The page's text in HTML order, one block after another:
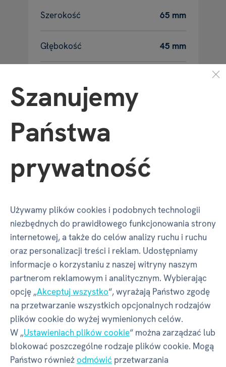
Szerokość 65 mm
Głębokość 45 mm
Waga
Czy masz doświadczenie z tym towarem?
Napisz recenzję, aby pomóc innym wybrać.
Przejrzyj zasady
NAPISZ RECENZJĘ
Pytania
Szanujemy
Państwa
prywatność
Używamy plików cookies i podobnych technologii
niezbędnych do prawidłowego funkcjonowania strony
internetowej, a także do celów analizy ruchu i ruchu
oraz personalizacji treści i reklam. Udostępniamy
informacje o korzystaniu z naszej witryny naszym
partnerom reklamowym i analitycznym. Wybierając
opcję „Akceptuj wszystko“, wyrażają Państwo zgodę
na przetwarzanie wszystkich opcjonalnych rodzajów
plików cookie do wyżej wymienionych celów.
W „Ustawieniach plików cookie“ można zarządzać lub
blokować poszczególne rodzaje plików cookie. Mogą
Państwo równieżodmówić przetwarzania